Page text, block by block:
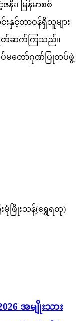
း၊ မြန်မာစစ်
နှင့်တာဝန်ရှိသူများ
နှုတ်ဆက်ကြသည်။
တော်ဂုဏ်ပြုတပ်ဖွဲ့
းမုံဖြိုးသန့်(ရွှေရတု)
အမျိုးသား